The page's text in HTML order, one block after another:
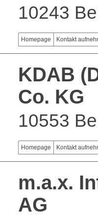
10243
Homepage Kontakt
KDAB
Co. KG
10553
Homepage Kontakt
m.a.x.
AG